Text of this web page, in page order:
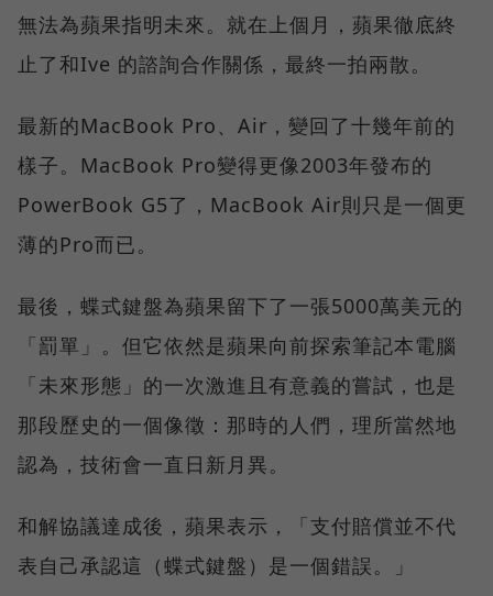
無法為蘋果指明未來。就在上個月，蘋果徹底終
止了和Ive 的諮詢合作關係，最終一拍兩散。
最新的MacBook Pro、Air，變回了十幾年前的
樣子。MacBook Pro變得更像2003年發布的
PowerBook G5了，MacBook Air則只是一個更
薄的Pro而已。
最後，蝶式鍵盤為蘋果留下了一張5000萬美元的
「罰單」。但它依然是蘋果向前探索筆記本電腦
「未來形態」的一次激進且有意義的嘗試，也是
那段歷史的一個像徵：那時的人們，理所當然地
認為，技術會一直日新月異。
和解協議達成後，蘋果表示，「支付賠償並不代
表自己承認這（蝶式鍵盤）是一個錯誤。」